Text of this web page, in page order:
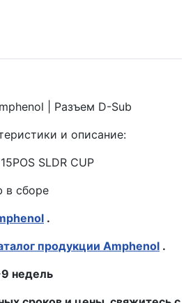
| Разъем D-Sub
и описание:
SLDR CUP
в сборе
.
продукции Amphenol .
недель